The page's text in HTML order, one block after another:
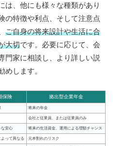
は、他にも様々な種類があり
の特徴や利点、そして注意点
ご自身の将来設計や生活に合
大切です。必要に応じて、会
門家に相談し、より詳しい説
めします。
保険 拠出型企業年金
将来の年金
会社と従業員、または従業員のみ
な安心 将来の生活資金、運用による増額チャンス
って異なる 元本割れのリスク